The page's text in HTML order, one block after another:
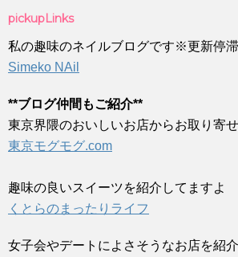
pickupLinks
私の趣味のネイルブログです※更新停
Simeko NAil
**ブログ仲間もご紹介**
東京界隈のおいしいお店からお取り寄
東京モグモグ.com
趣味の良いスイーツを紹介してますよ
くとらのまったりライフ
女子会やデートによさそうなお店を紹